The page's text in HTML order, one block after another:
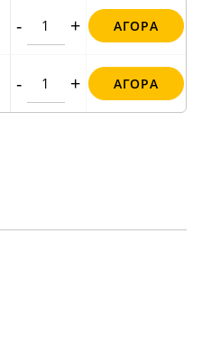
- + ΑΓΟΡΆ
- + ΑΓΟΡΆ